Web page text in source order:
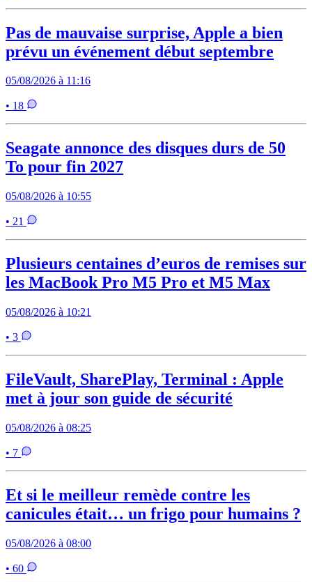
Pas de mauvaise surprise, Apple a bien
prévu un événement début septembre
05/08/2026 à 11:16
• 18
Seagate annonce des disques durs de 50
To pour fin 2027
05/08/2026 à 10:55
• 21
Plusieurs centaines d’euros de remises sur
les MacBook Pro M5 Pro et M5 Max
05/08/2026 à 10:21
• 3
FileVault, SharePlay, Terminal : Apple
met à jour son guide de sécurité
05/08/2026 à 08:25
• 7
Et si le meilleur remède contre les
canicules était… un frigo pour humains ?
05/08/2026 à 08:00
• 60